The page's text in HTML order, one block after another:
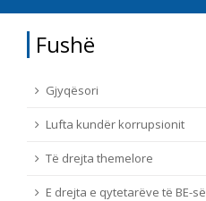
E DREJTA E QYTETARËVE TË BE-SË
Burim
Tip
Fushë
Gjyqësori
Lufta kundër korrupsionit
Të drejta themelore
E drejta e qytetarëve të BE-së